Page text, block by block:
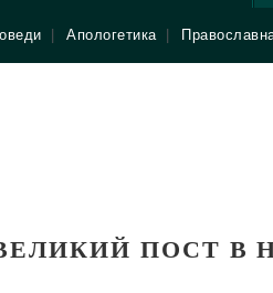
Апологетика
ПОСТ В